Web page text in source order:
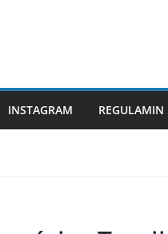
INSTAGRAM REGULAMIN